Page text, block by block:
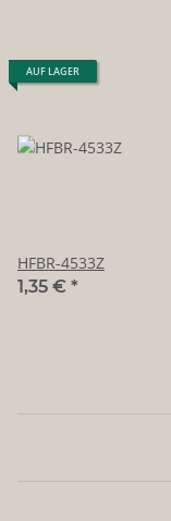
AUF LAGER
HFBR-4533Z
1,35 € *